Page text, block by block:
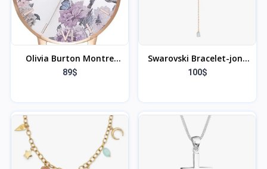
Olivia Burton Montre
Analogique à Quartz
89$
Swarovski Bracelet-jonc
Lifelong Bow
100$